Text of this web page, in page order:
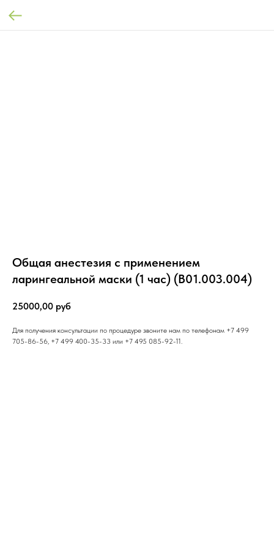
Общая анестезия с применением
ларингеальной маски (1 час) (В01.003.004)
25000,00 руб
Для получения консультации по процедуре звоните нам по телефонам +7 499
705-86-56, +7 499 400-35-33 или +7 495 085-92-11.